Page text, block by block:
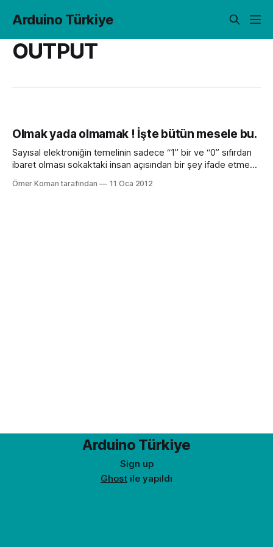
Arduino Türkiye
OUTPUT
Olmak yada olmamak ! İşte bütün mesele bu.
Sayısal elektroniğin temelinin sadece “1” bir ve “0” sıfırdan
ibaret olması sokaktaki insan açısından bir şey ifade etmese
de günümüzde hayatımız “1” ve “0” dan oluşmuş bir dünya
ile sarılmış durumda. Aslında pratik açıdan baktığımızda bir
Ömer Koman tarafından 11 Oca 2012
Arduino Türkiye
Sign up
Ghost ile yapıldı